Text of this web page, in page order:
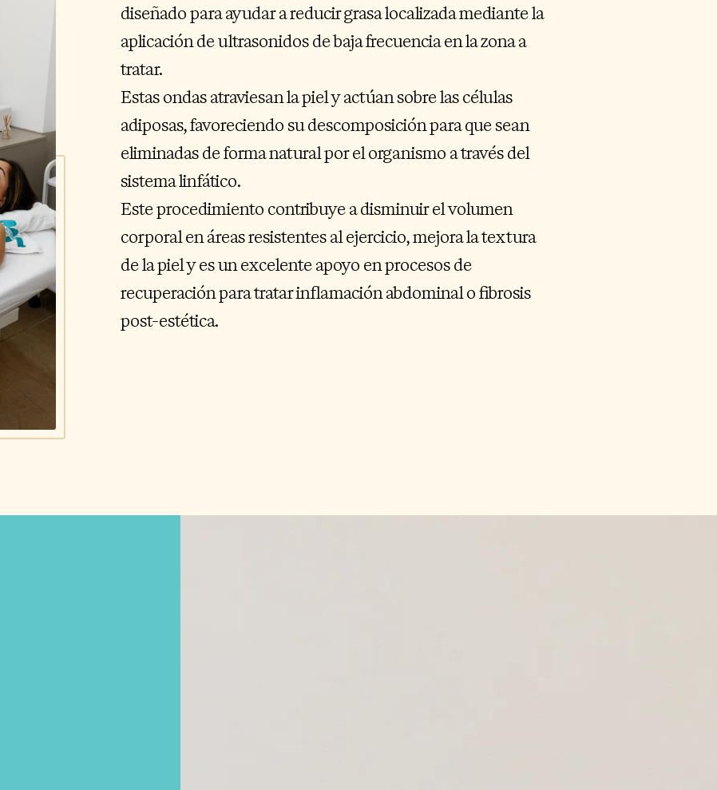
diseñado para ayudar a reducir grasa localizada mediante la
aplicación de ultrasonidos de baja frecuencia en la zona a
tratar.
Estas ondas atraviesan la piel y actúan sobre las células
adiposas, favoreciendo su descomposición para que sean
eliminadas de forma natural por el organismo a través del
sistema linfático.
Este procedimiento contribuye a disminuir el volumen
corporal en áreas resistentes al ejercicio, mejora la textura
de la piel y es un excelente apoyo en procesos de
recuperación para tratar inflamación abdominal o fibrosis
post-estética.